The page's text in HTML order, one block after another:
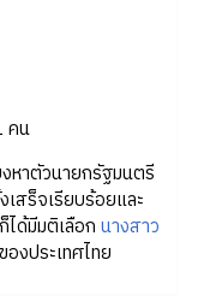
คน
หาตัวนายกรัฐมนตรี
สร็จเรียบร้อยและ
ด้มีมติเลือก นางสาว
งประเทศไทย